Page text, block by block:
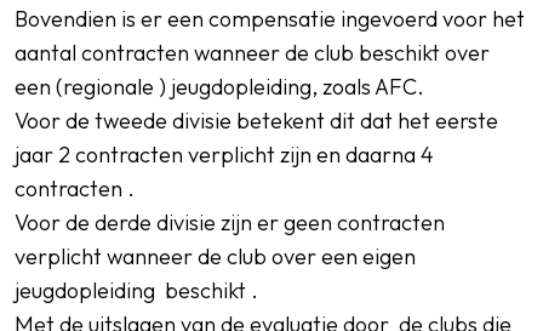
Bovendien is er een compensatie ingevoerd voor het
aantal contracten wanneer de club beschikt over
een (regionale ) jeugdopleiding, zoals AFC.
Voor de tweede divisie betekent dit dat het eerste
jaar 2 contracten verplicht zijn en daarna 4
contracten .
Voor de derde divisie zijn er geen contracten
verplicht wanneer de club over een eigen
jeugdopleiding beschikt .
Met de uitslagen van de evaluatie door de clubs die